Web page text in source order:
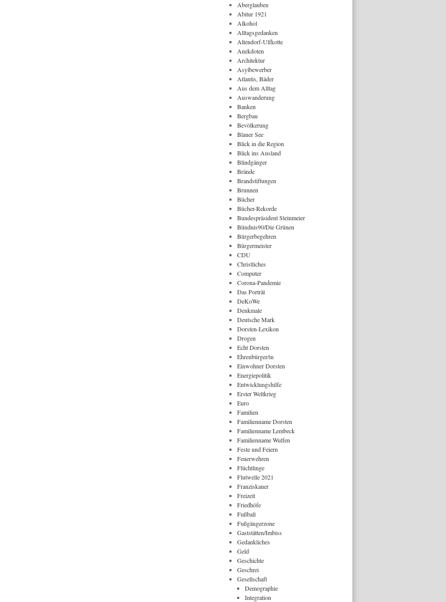
Aberglauben
Abitur 1921
Alkohol
Alltagsgedanken
Altendorf-Ulfkotte
Anekdoten
Architektur
Asylbewerber
Atlantis, Bäder
Aus dem Alltag
Auswanderung
Banken
Bergbau
Bevölkerung
Blauer See
Blick in die Region
Blick ins Ausland
Blindgänger
Brände
Brandstiftungen
Brunnen
Bücher
Bücher-Rekorde
Bundespräsident Steinmeier
Bündnis90/Die Grünen
Bürgerbegehren
Bürgermeister
CDU
Christliches
Computer
Corona-Pandemie
Das Porträt
DeKoWe
Denkmale
Deutsche Mark
Dorsten-Lexikon
Drogen
Echt Dorsten
Ehrenbürger/in
Einwohner Dorsten
Energiepolitik
Entwicklungshilfe
Erster Weltkrieg
Euro
Familien
Familienname Dorsten
Familienname Lembeck
Familienname Wulfen
Feste und Feiern
Feuerwehren
Flüchtlinge
Flutwelle 2021
Franziskaner
Freizeit
Friedhöfe
Fußball
Fußgängerzone
Gaststätten/Imbiss
Gedankliches
Geld
Geschichte
Geschrei
Gesellschaft
Demographie
Integration